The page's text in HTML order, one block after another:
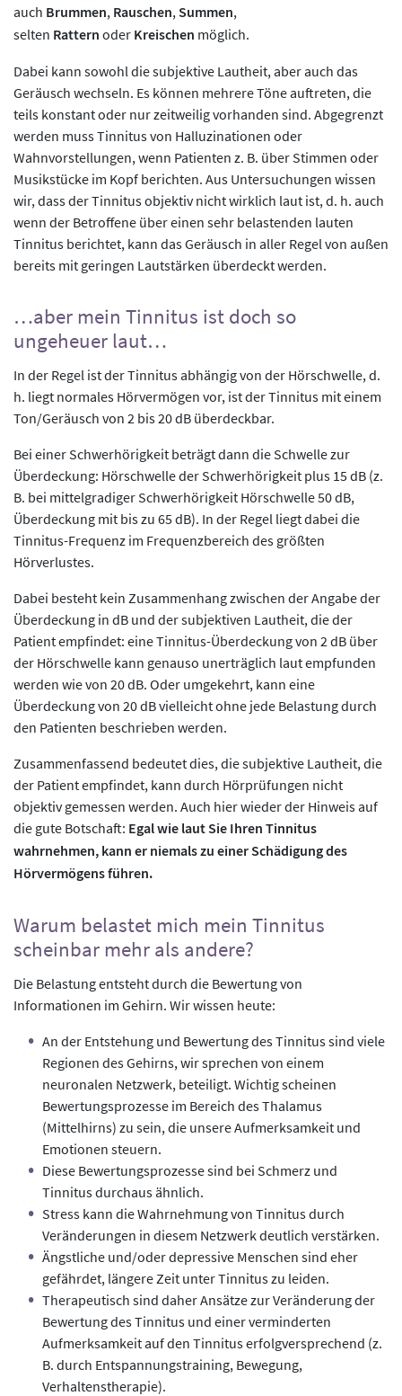
auch Brummen, Rauschen, Summen,
selten Rattern oder Kreischen möglich.
Dabei kann sowohl die subjektive Lautheit, aber auch das
Geräusch wechseln. Es können mehrere Töne auftreten, die
teils konstant oder nur zeitweilig vorhanden sind. Abgegrenzt
werden muss Tinnitus von Halluzinationen oder
Wahnvorstellungen, wenn Patienten z. B. über Stimmen oder
Musikstücke im Kopf berichten. Aus Untersuchungen wissen
wir, dass der Tinnitus objektiv nicht wirklich laut ist, d. h. auch
wenn der Betroffene über einen sehr belastenden lauten
Tinnitus berichtet, kann das Geräusch in aller Regel von außen
bereits mit geringen Lautstärken überdeckt werden.
…aber mein Tinnitus ist doch so
ungeheuer laut…
In der Regel ist der Tinnitus abhängig von der Hörschwelle, d.
h. liegt normales Hörvermögen vor, ist der Tinnitus mit einem
Ton/Geräusch von 2 bis 20 dB überdeckbar.
Bei einer Schwerhörigkeit beträgt dann die Schwelle zur
Überdeckung: Hörschwelle der Schwerhörigkeit plus 15 dB (z.
B. bei mittelgradiger Schwerhörigkeit Hörschwelle 50 dB,
Überdeckung mit bis zu 65 dB). In der Regel liegt dabei die
Tinnitus-Frequenz im Frequenzbereich des größten
Hörverlustes.
Dabei besteht kein Zusammenhang zwischen der Angabe der
Überdeckung in dB und der subjektiven Lautheit, die der
Patient empfindet: eine Tinnitus-Überdeckung von 2 dB über
der Hörschwelle kann genauso unerträglich laut empfunden
werden wie von 20 dB. Oder umgekehrt, kann eine
Überdeckung von 20 dB vielleicht ohne jede Belastung durch
den Patienten beschrieben werden.
Zusammenfassend bedeutet dies, die subjektive Lautheit, die
der Patient empfindet, kann durch Hörprüfungen nicht
objektiv gemessen werden. Auch hier wieder der Hinweis auf
die gute Botschaft: Egal wie laut Sie Ihren Tinnitus
wahrnehmen, kann er niemals zu einer Schädigung des
Hörvermögens führen.
Warum belastet mich mein Tinnitus
scheinbar mehr als andere?
Die Belastung entsteht durch die Bewertung von
Informationen im Gehirn. Wir wissen heute:
An der Entstehung und Bewertung des Tinnitus sind viele
Regionen des Gehirns, wir sprechen von einem
neuronalen Netzwerk, beteiligt. Wichtig scheinen
Bewertungsprozesse im Bereich des Thalamus
(Mittelhirns) zu sein, die unsere Aufmerksamkeit und
Emotionen steuern.
Diese Bewertungsprozesse sind bei Schmerz und
Tinnitus durchaus ähnlich.
Stress kann die Wahrnehmung von Tinnitus durch
Veränderungen in diesem Netzwerk deutlich verstärken.
Ängstliche und/oder depressive Menschen sind eher
gefährdet, längere Zeit unter Tinnitus zu leiden.
Therapeutisch sind daher Ansätze zur Veränderung der
Bewertung des Tinnitus und einer verminderten
Aufmerksamkeit auf den Tinnitus erfolgversprechend (z.
B. durch Entspannungstraining, Bewegung,
Verhaltenstherapie).